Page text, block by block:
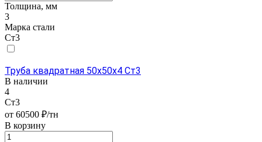
Толщина, мм
3
Марка стали
Ст3
Труба квадратная 50х50х4 Ст3
В наличии
4
Ст3
от 60500 ₽/тн
В корзину